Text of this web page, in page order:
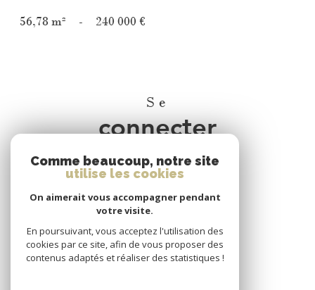
56,78 m² - 240 000 €
Se
connecter
espace propriétaire
Nous
adhérons
Comme beaucoup, notre site
utilise les cookies
On aimerait vous accompagner pendant
votre visite.
En poursuivant, vous acceptez l'utilisation des
cookies par ce site, afin de vous proposer des
contenus adaptés et réaliser des statistiques !